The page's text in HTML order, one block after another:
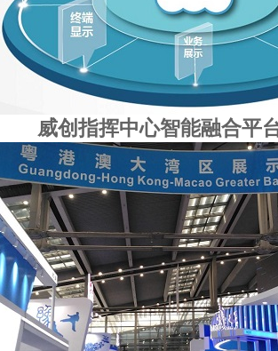
威创指挥中心智能融合平